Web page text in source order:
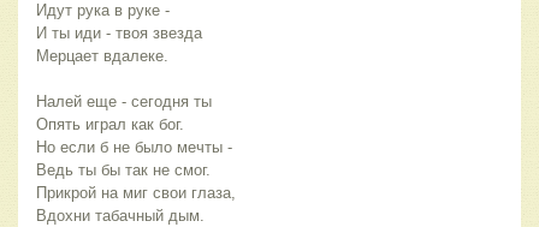
Идут рука в руке -
И ты иди - твоя звезда
Мерцает вдалеке.
Налей еще - сегодня ты
Опять играл как бог.
Но если б не было мечты -
Ведь ты бы так не смог.
Прикрой на миг свои глаза,
Вдохни табачный дым.